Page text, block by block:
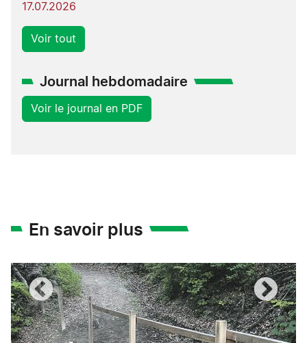
17.07.2026
Voir tout
Journal hebdomadaire
Voir le journal en PDF
En savoir plus